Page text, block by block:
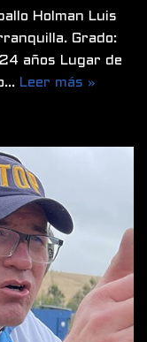
Holman Luis
Grado:
años Lugar de
Leer más »